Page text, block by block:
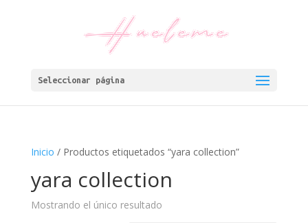
Seleccionar página
Inicio / Productos etiquetados “yara collection”
yara collection
Mostrando el único resultado